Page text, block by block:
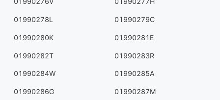
01990278L 01990279C
01990280K 01990281E
01990282T 01990283R
01990284W 01990285A
01990286G 01990287M